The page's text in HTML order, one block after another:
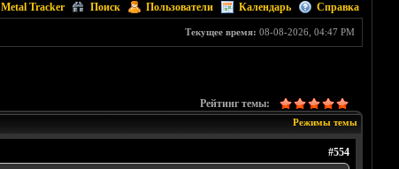
Metal Tracker Поиск Пользователи Календарь Справка
Текущее время: 08-08-2026, 04:47 PM
Рейтинг темы:
Режимы темы
#554